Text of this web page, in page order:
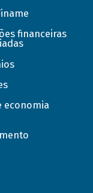
financeiras
economia